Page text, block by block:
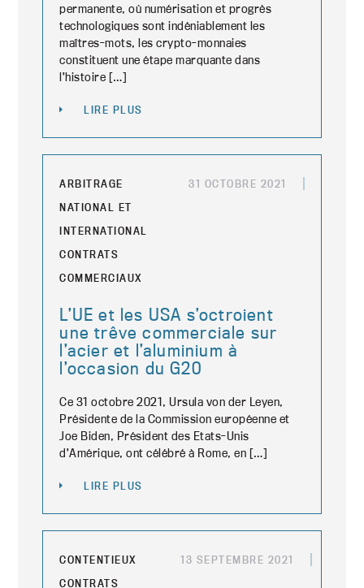
permanente, où numérisation et progrès
technologiques sont indéniablement les
maîtres-mots, les crypto-monnaies
constituent une étape marquante dans
l’histoire […]
LIRE PLUS
ARBITRAGE
NATIONAL ET
INTERNATIONAL
CONTRATS
COMMERCIAUX
31 OCTOBRE 2021
L’UE et les USA s’octroient
une trêve commerciale sur
l’acier et l’aluminium à
l’occasion du G20
Ce 31 octobre 2021, Ursula von der Leyen,
Présidente de la Commission européenne et
Joe Biden, Président des Etats-Unis
d’Amérique, ont célébré à Rome, en […]
LIRE PLUS
CONTENTIEUX
CONTRATS
13 SEPTEMBRE 2021